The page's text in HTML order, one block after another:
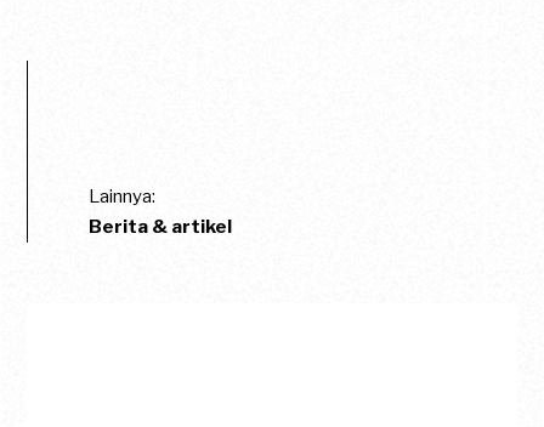
Lainnya:
Berita & artikel